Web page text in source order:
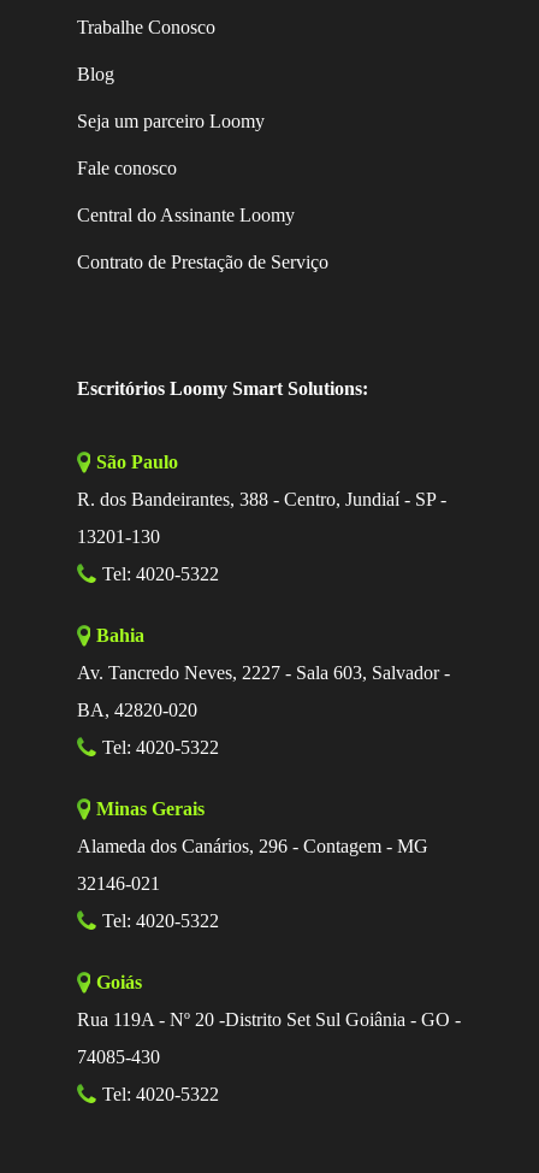
Trabalhe Conosco
Blog
Seja um parceiro Loomy
Fale conosco
Central do Assinante Loomy
Contrato de Prestação de Serviço
Escritórios Loomy Smart Solutions:
São Paulo
R. dos Bandeirantes, 388 - Centro, Jundiaí - SP -
13201-130
Tel: 4020-5322
Bahia
Av. Tancredo Neves, 2227 - Sala 603, Salvador -
BA, 42820-020
Tel: 4020-5322
Minas Gerais
Alameda dos Canários, 296 - Contagem - MG
32146-021
Tel: 4020-5322
Goiás
Rua 119A - Nº 20 -Distrito Set Sul Goiânia - GO -
74085-430
Tel: 4020-5322